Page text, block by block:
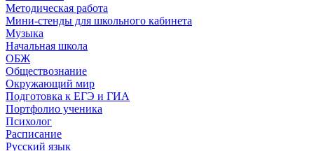
Методическая работа
Мини-стенды для школьного кабинета
Музыка
Начальная школа
ОБЖ
Обществознание
Окружающий мир
Подготовка к ЕГЭ и ГИА
Портфолио ученика
Психолог
Расписание
Русский язык